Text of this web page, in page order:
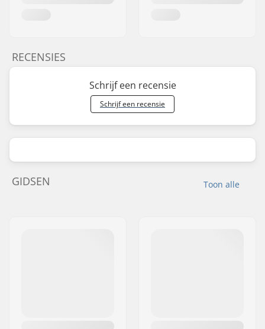
RECENSIES
Schrijf een recensie
Schrijf een recensie
Toon alle
GIDSEN